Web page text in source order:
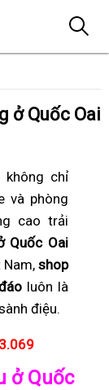
ở Quốc Oai
không chỉ
và phòng
cao trải
Quốc Oai
Nam,shop
luôn là
điệu.
ở Quốc